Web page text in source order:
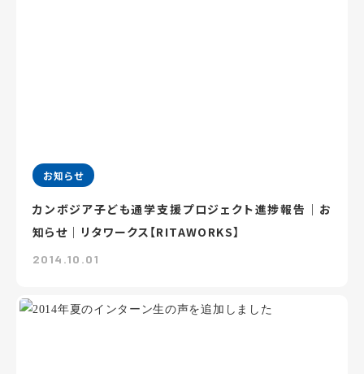
お知らせ
カンボジア子ども通学支援プロジェクト進捗報告｜お
知らせ｜リタワークス【RITAWORKS】
2014.10.01